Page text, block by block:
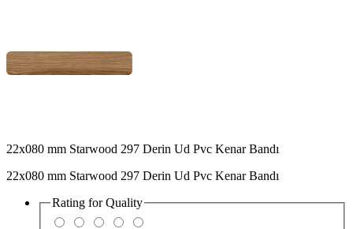
22x080 mm Starwood 297 Derin Ud Pvc Kenar Bandı
22x080 mm Starwood 297 Derin Ud Pvc Kenar Bandı
Rating forQuality